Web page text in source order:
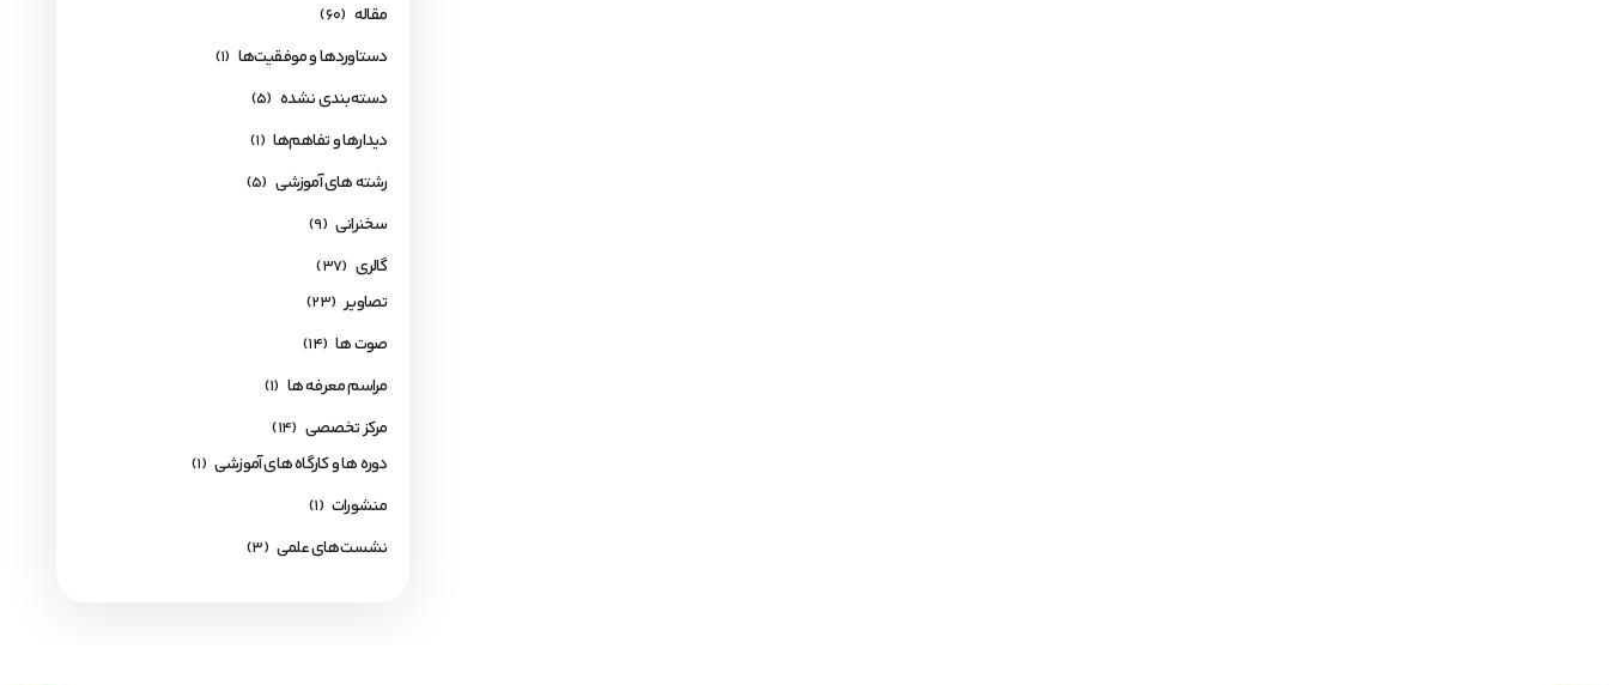
مقاله (60)
دستاوردها و موفقیت‌ها (1)
دسته‌بندی نشده (5)
دیدارها و تفاهم‌ها (1)
رشته های آموزشی (5)
سخنرانی (9)
گالری (37)
تصاویر (23)
صوت ها (14)
مراسم معرفه ها (1)
مرکز تخصصی (14)
دوره ها و کارگاه های آموزشی (1)
منشورات (1)
نشست‌های علمی (3)